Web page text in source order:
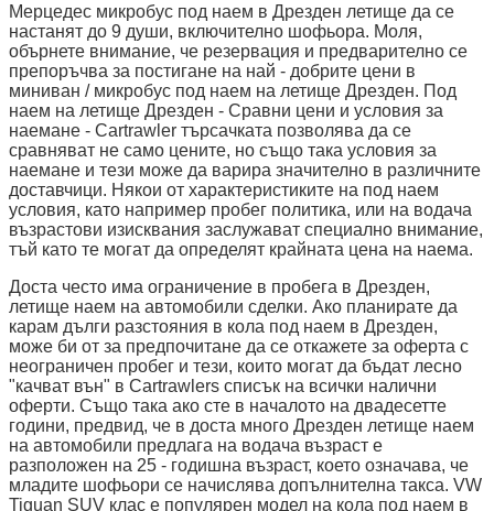
Мерцедес микробус под наем в Дрезден летище да се
настанят до 9 души, включително шофьора. Моля,
обърнете внимание, че резервация и предварително се
препоръчва за постигане на най - добрите цени в
миниван / микробус под наем на летище Дрезден. Под
наем на летище Дрезден - Сравни цени и условия за
наемане - Cartrawler търсачката позволява да се
сравняват не само цените, но също така условия за
наемане и тези може да варира значително в различните
доставчици. Някои от характеристиките на под наем
условия, като например пробег политика, или на водача
възрастови изисквания заслужават специално внимание,
тъй като те могат да определят крайната цена на наема.
Доста често има ограничение в пробега в Дрезден,
летище наем на автомобили сделки. Ако планирате да
карам дълги разстояния в кола под наем в Дрезден,
може би от за предпочитане да се откажете за оферта с
неограничен пробег и тези, които могат да бъдат лесно
"качват вън" в Cartrawlers списък на всички налични
оферти. Също така ако сте в началото на двадесетте
години, предвид, че в доста много Дрезден летище наем
на автомобили предлага на водача възраст е
разположен на 25 - годишна възраст, което означава, че
младите шофьори се начислява допълнителна такса. VW
Tiguan SUV клас е популярен модел на кола под наем в